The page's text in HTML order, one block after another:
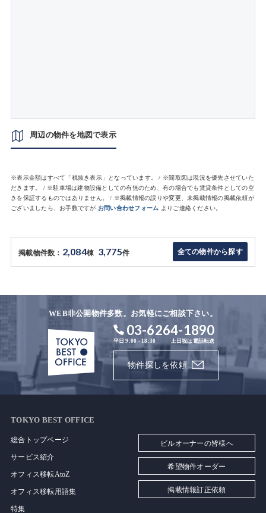
周辺の物件を地図で表示
※表示金額はすべて「税抜き表示」となっています。 / ※間取図は現況を優先させていた
だきます。 / ※駐車場は建物設備としての有無のため、有の場合でも賃貸条件としての空
きを保証するものではありません。 / ※掲載情報の誤りや変更、未掲載情報の掲載依頼が
ございましたら、お手数ですが お問い合わせフォーム よりご連絡ください。
掲載物件数： 2,084棟 3,775件 全ての物件から探す
WEB非公開物件多数。お気軽にご相談下さい。
03-6264-1890
平日 9:00 - 18:30 土日祝は電話転送
物件探しを依頼
TOKYO BEST OFFICE
総合トップページ
サービス紹介
オフィス移転AtoZ
オフィス移転用語集
特集
ビルオーナーの皆様へ
希望物件オーダー
掲載情報訂正依頼